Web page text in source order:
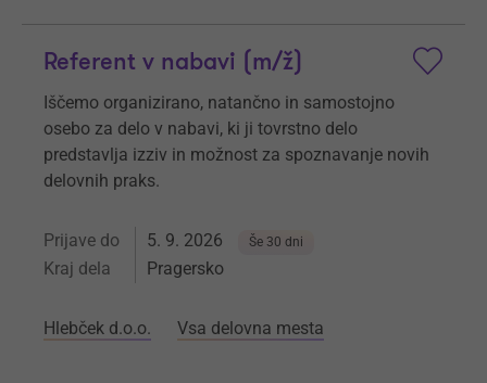
Referent v nabavi (m/ž)
Iščemo organizirano, natančno in samostojno
osebo za delo v nabavi, ki ji tovrstno delo
predstavlja izziv in možnost za spoznavanje novih
delovnih praks.
Prijave do 5. 9. 2026 Še 30 dni
Kraj dela Pragersko
Hlebček d.o.o. Vsa delovna mesta